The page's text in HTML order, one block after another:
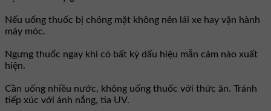
Nếu uống thuốc bị chóng mặt không nên lái xe hay vận hành
máy móc.
Ngưng thuốc ngay khi có bất kỳ dấu hiệu mẫn cảm nào xuất
hiện.
Cần uống nhiều nước, không uống thuốc với thức ăn. Tránh
tiếp xúc với ánh nắng, tia UV.